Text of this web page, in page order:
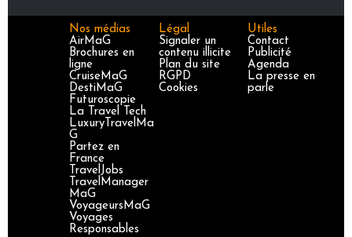
Nos médias
AirMaG
Brochures en
ligne
CruiseMaG
DestiMaG
Futuroscopie
La Travel Tech
LuxuryTravelMa
G
Partez en
France
TravelJobs
TravelManager
MaG
VoyageursMaG
Voyages
Responsables
Légal
Signaler un
contenu illicite
Plan du site
RGPD
Cookies
Utiles
Contact
Publicité
Agenda
La presse en
parle